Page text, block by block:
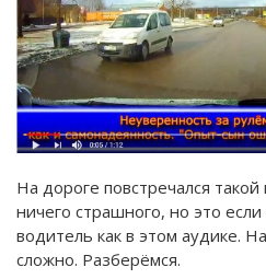
На дороге повстречался такой
ничего страшного, но это
водитель как в этом аудике.
сложно. Разберёмся.